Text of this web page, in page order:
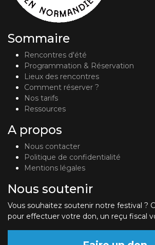
Sommaire
Rencontres d'été
Programmation & Réservation
Lieux des rencontres
Comment réserver ?
Nos tarifs
Ressources
A propos
Nous contacter
Politique de confidentialité
Mentions légales
Nous soutenir
Vous souhaitez soutenir notre festival ?
pour effectuer votre don, un reçu fiscal